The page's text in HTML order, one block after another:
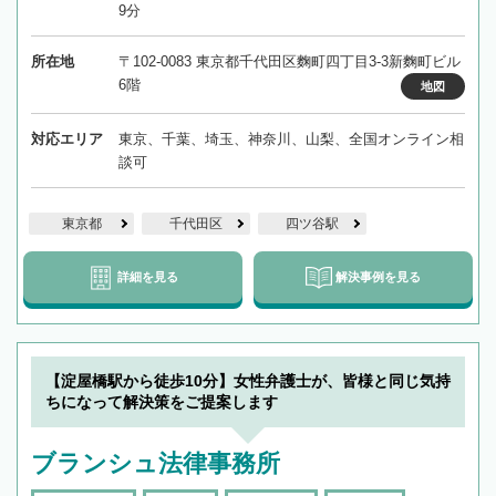
9分
所在地
〒102-0083 東京都千代田区麴町四丁目3-3新麴町ビル
6階
地図
対応エリア
東京、千葉、埼玉、神奈川、山梨、全国オンライン相
談可
東京都 千代田区 四ツ谷駅
詳細を見る 解決事例を見る
【淀屋橋駅から徒歩10分】女性弁護士が、皆様と同じ気持
ちになって解決策をご提案します
ブランシュ法律事務所